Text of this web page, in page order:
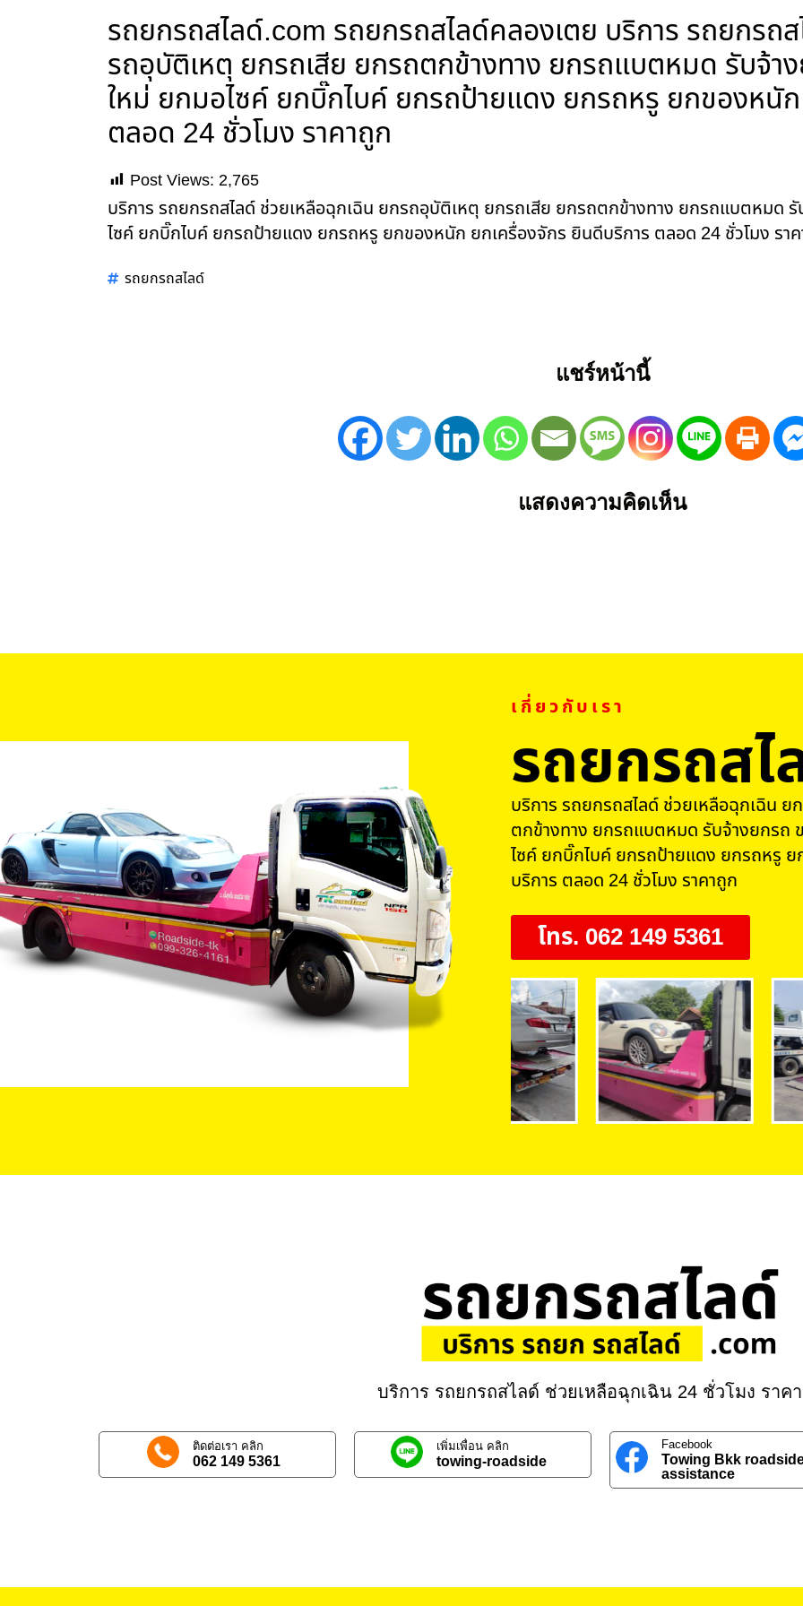
รถยกรถสไลด์.com รถยกรถสไลด์คลองเตย บริการ รถยกรถ
รถอุบัติเหตุ ยกรถเสีย ยกรถตกข้างทาง ยกรถแบตหมด รับจ้
ใหม่ ยกมอไซค์ ยกบิ๊กไบค์ ยกรถป้ายแดง ยกรถหรู ยกของหนั
ตลอด 24 ชั่วโมง ราคาถูก
Post Views: 2,765
บริการ รถยกรถสไลด์ ช่วยเหลือฉุกเฉิน ยกรถอุบัติเหตุ ยกรถเสีย ยกรถตกข้างทาง ยกรถแบตหมด
ไซค์ ยกบิ๊กไบค์ ยกรถป้ายแดง ยกรถหรู ยกของหนัก ยกเครื่องจักร ยินดีบริการ ตลอด 24 ชั่วโมง รา
รถยกรถสไลด์
แชร์หน้านี้
แสดงความคิดเห็น
เกี่ยวกับเรา
รถยกรถส
บริการ รถยกรถสไลด์ ช่วยเหลือฉุกเฉิน
ตกข้างทาง ยกรถแบตหมด รับจ้างยกรถ
ไซค์ ยกบิ๊กไบค์ ยกรถป้ายแดง ยกรถหรู
บริการ ตลอด 24 ชั่วโมง ราคาถูก
โทร. 062 149 5361
บริการ รถยกรถสไลด์ ช่วยเหลือฉุกเฉิน 24 ชั่วโมง ราค
ติดต่อเรา คลิก
062 149 5361
เพิ่มเพื่อน คลิก
towing-roadside
Facebook
Towing Bkk
assistance